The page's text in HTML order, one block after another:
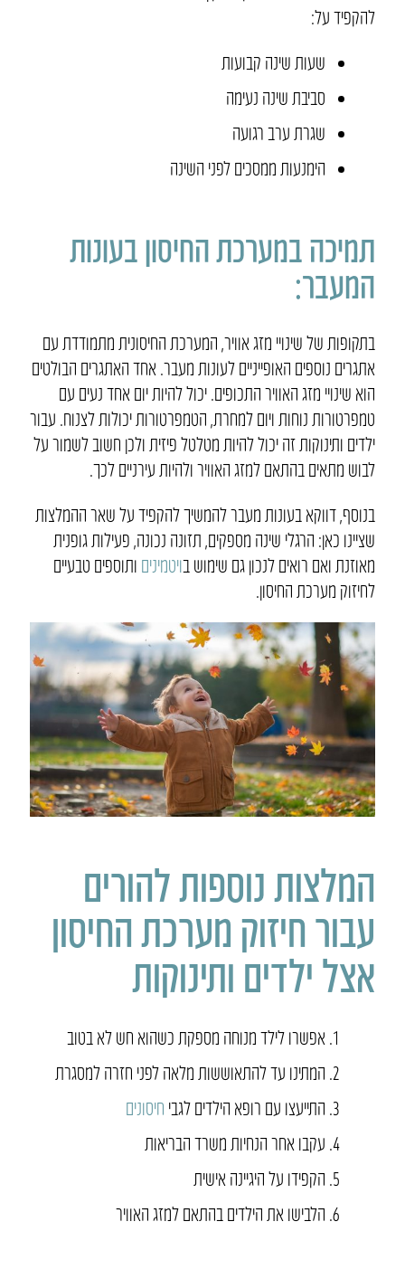
להקפיד על:
שעות שינה קבועות
סביבת שינה נעימה
שגרת ערב רגועה
הימנעות ממסכים לפני השינה
תמיכה במערכת החיסון בעונות
המעבר:
בתקופות של שינויי מזג אוויר, המערכת החיסונית מתמודדת עם
אתגרים נוספים האופייניים לעונות מעבר. אחד האתגרים הבולטים
הוא שינויי מזג האוויר התכופים. יכול להיות יום אחד נעים עם
טמפרטורות נוחות ויום למחרת, הטמפרטורות יכולות לצנוח. עבור
ילדים ותינוקות זה יכול להיות מטלטל פיזית ולכן חשוב לשמור על
לבוש מתאים בהתאם למזג האוויר ולהיות עירניים לכך.
בנוסף, דווקא בעונות מעבר להמשיך להקפיד על שאר ההמלצות
שציינו כאן: הרגלי שינה מספקים, תזונה נכונה, פעילות גופנית
מאוזנת ואם רואים לנכון גם שימוש בויטמינים ותוספים טבעיים
לחיזוק מערכת החיסון.
המלצות נוספות להורים
עבור חיזוק מערכת החיסון
אצל ילדים ותינוקות
אפשרו לילד מנוחה מספקת כשהוא חש לא בטוב
המתינו עד להתאוששות מלאה לפני חזרה למסגרת
התייעצו עם רופא הילדים לגבי חיסונים
עקבו אחר הנחיות משרד הבריאות
הקפידו על היגיינה אישית
הלבישו את הילדים בהתאם למזג האוויר